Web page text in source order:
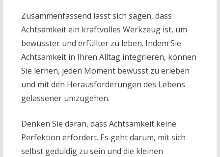
Zusammenfassend lässt sich sagen, dass
Achtsamkeit ein kraftvolles Werkzeug ist, um
bewusster und erfüllter zu leben. Indem Sie
Achtsamkeit in Ihren Alltag integrieren, können
Sie lernen, jeden Moment bewusst zu erleben
und mit den Herausforderungen des Lebens
gelassener umzugehen.
Denken Sie daran, dass Achtsamkeit keine
Perfektion erfordert. Es geht darum, mit sich
selbst geduldig zu sein und die kleinen